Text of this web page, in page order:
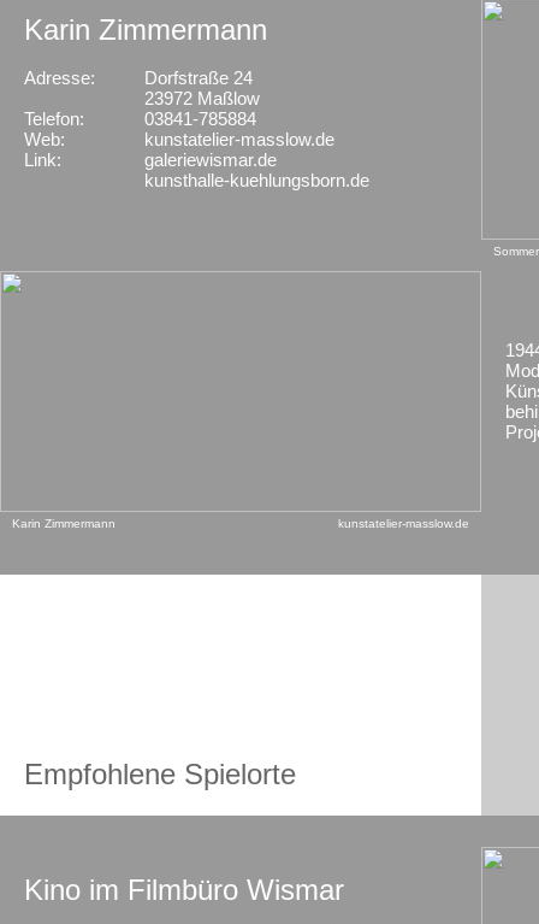
Karin Zimmermann
Adresse:
Telefon:
Web:
Link:
Dorfstraße 24
23972 Maßlow
03841-785884
kunstatelier-masslow.de
galeriewismar.de
kunsthalle-kuehlungsborn.de
Sommer
Karin Zimmermann kunstatelier-masslow.de
Empfohlene Spielorte
Kino im Filmbüro Wismar